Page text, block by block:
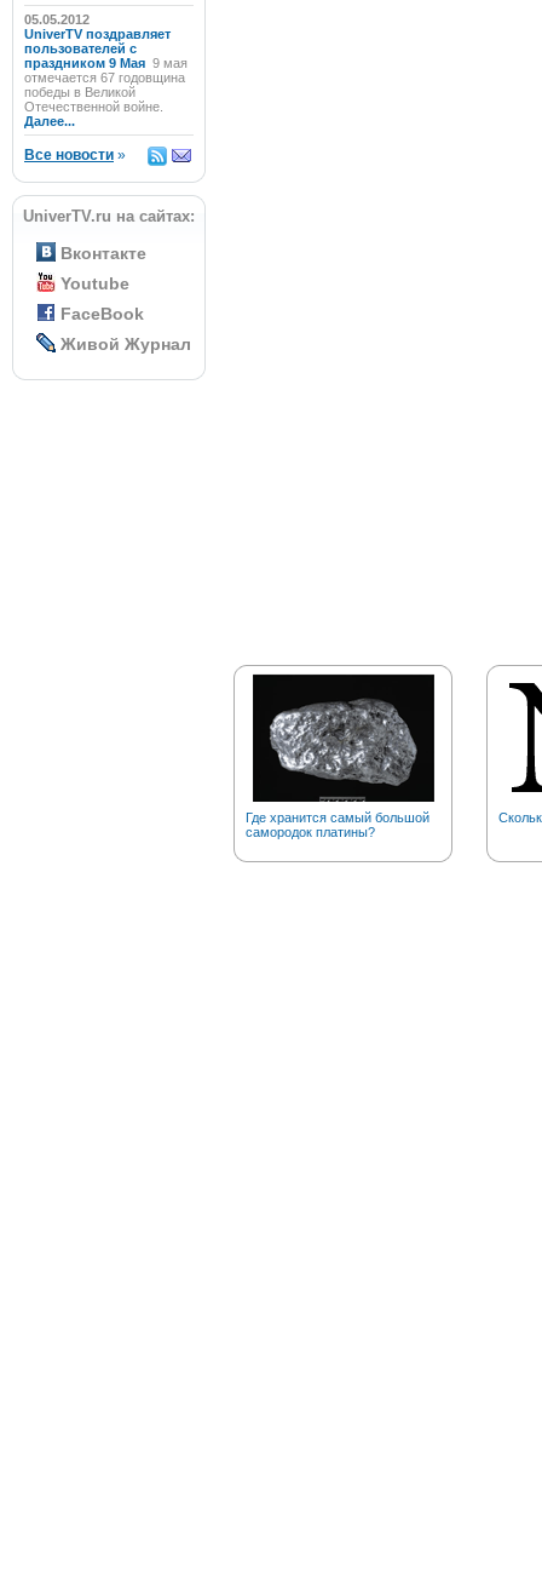
05.05.2012
UniverTV поздравляет
пользователей с
праздником 9 Мая 9 мая
отмечается 67 годовщина
победы в Великой
Отечественной войне.
Далее...
Все новости »
UniverTV.ru на сайтах:
Вконтакте
Youtube
FaceBook
Живой Журнал
Где хранится самый большой
самородок платины?